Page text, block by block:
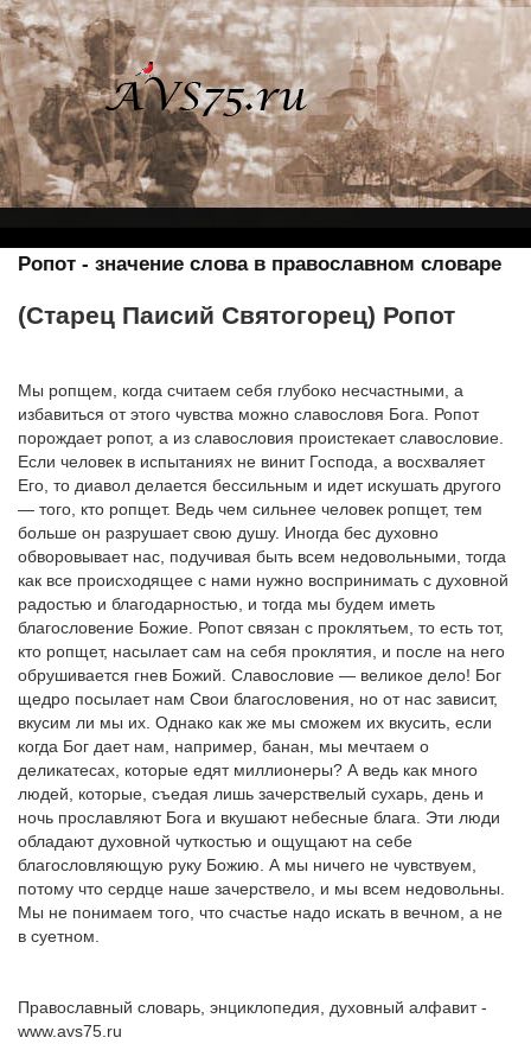
Ропот - значение слова в православном словаре
(Старец Паисий Святогорец) Ропот
Мы ропщем, когда считаем себя глубоко несчастными, а
избавиться от этого чувства можно славословя Бога. Ропот
порождает ропот, а из славословия проистекает славословие.
Если человек в испытаниях не винит Господа, а восхваляет
Его, то диавол делается бессильным и идет искушать другого
— того, кто ропщет. Ведь чем сильнее человек ропщет, тем
больше он разрушает свою душу. Иногда бес духовно
обворовывает нас, подучивая быть всем недовольными, тогда
как все происходящее с нами нужно воспринимать с духовной
радостью и благодарностью, и тогда мы будем иметь
благословение Божие. Ропот связан с проклятьем, то есть тот,
кто ропщет, насылает сам на себя проклятия, и после на него
обрушивается гнев Божий. Славословие — великое дело! Бог
щедро посылает нам Свои благословения, но от нас зависит,
вкусим ли мы их. Однако как же мы сможем их вкусить, если
когда Бог дает нам, например, банан, мы мечтаем о
деликатесах, которые едят миллионеры? А ведь как много
людей, которые, съедая лишь зачерствелый сухарь, день и
ночь прославляют Бога и вкушают небесные блага. Эти люди
обладают духовной чуткостью и ощущают на себе
благословляющую руку Божию. А мы ничего не чувствуем,
потому что сердце наше зачерствело, и мы всем недовольны.
Мы не понимаем того, что счастье надо искать в вечном, а не
в суетном.
Православный словарь, энциклопедия, духовный алфавит -
www.avs75.ru